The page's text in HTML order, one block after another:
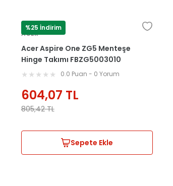
%25 İndirim
ACER
Acer Aspire One ZG5 Menteşe
Hinge Takımı FBZG5003010
FBZG50060100.0 Puan - 0 Yorum
604,07 TL
805,42TL
Sepete Ekle